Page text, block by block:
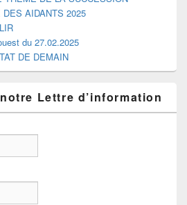
AIDANTS 2025
du 27.02.2025
DE DEMAIN
Lettre d’information